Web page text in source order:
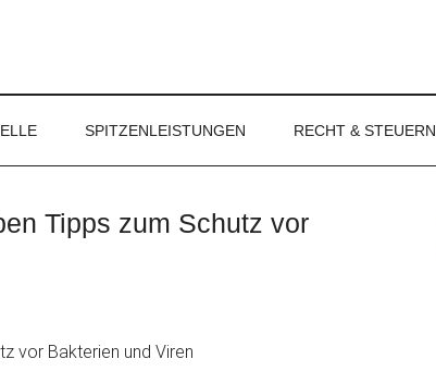
SPITZENLEISTUNGEN RECHT & STEUERN
Tipps zum Schutz vor